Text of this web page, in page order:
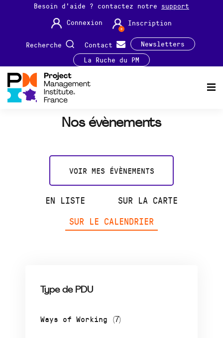
Besoin d'aide ? contactez notre support
Connexion
Inscription
Recherche Contact
Newsletters
La Ruche du PM
Nos évènements
VOIR MES ÉVÈNEMENTS
EN LISTE
SUR LA CARTE
SUR LE CALENDRIER
Type de PDU
Ways of Working (7)